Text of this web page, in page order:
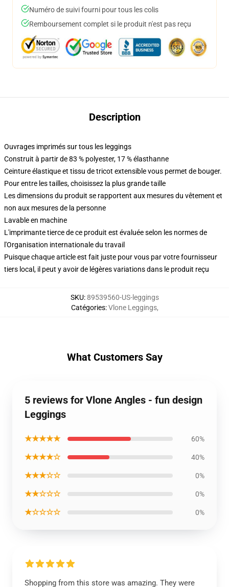
Numéro de suivi fourni pour tous les colis
Remboursement complet si le produit n'est pas reçu
Description
Ouvrages imprimés sur tous les leggings
Construit à partir de 83 % polyester, 17 % élasthanne
Ceinture élastique et tissu de tricot extensible vous permet de bouger.
Pour entre les tailles, choisissez la plus grande taille
Les dimensions du produit se rapportent aux mesures du vêtement et
non aux mesures de la personne
Lavable en machine
L'imprimante tierce de ce produit est évaluée selon les normes de
l'Organisation internationale du travail
Puisque chaque article est fait juste pour vous par votre fournisseur
tiers local, il peut y avoir de légères variations dans le produit reçu
SKU:89539560-US-leggings
Catégories:Vlone Leggings,
What Customers Say
5 reviews for Vlone Angles - fun design
Leggings
★★★★★ 60%
★★★★☆ 40%
★★★☆☆ 0%
★★☆☆☆ 0%
★☆☆☆☆ 0%
Shopping from this store was amazing. They were